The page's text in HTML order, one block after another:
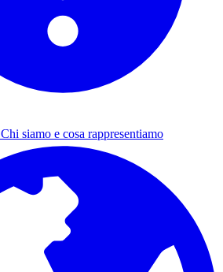
Chi siamo e cosa rappresentiamo